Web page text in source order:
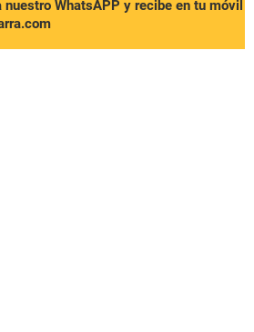
WhatsAPP y recibe en tu móvil